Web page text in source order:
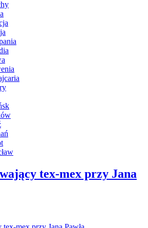
tex-mex przy Jana